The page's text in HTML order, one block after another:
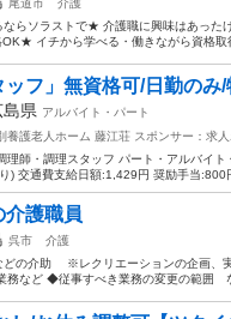
らソラストで★ 介護職に興味はあった
イチから学べる・働きながら資格取
ッフ」無資格可/日勤の
島県 アルバイト・パート
養護老人ホーム 藤江荘 スポンサー：求
理師・調理スタッフ パート・アルバイ
) 交通費支給日額:1,429円 奨励手当:800
介護職員
呉市
介護
どの介助 ※レクリエーションの企画
など ◆従事すべき業務の変更の範囲